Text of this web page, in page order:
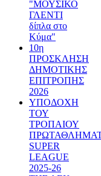
"ΜΟΥΣΙΚΟ
ΓΛΕΝΤΙ
δίπλα στο
Κύμα"
10η
ΠΡΟΣΚΛΗΣΗ
ΔΗΜΟΤΙΚΗΣ
ΕΠΙΤΡΟΠΗΣ
2026
ΥΠΟΔΟΧΗ
ΤΟΥ
ΤΡΟΠΑΙΟΥ
SUPER
LEAGUE
2025-26